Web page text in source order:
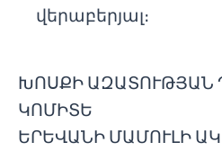
վերաբերյալ։
ԽՈՍՔԻ ԱԶԱՏՈՒԹՅԱՆ
ԿՈՄԻՏԵ
ԵՐԵՎԱՆԻ ՄԱՄՈՒԼԻ